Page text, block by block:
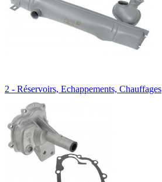
2 - Réservoirs, Echappements, Chauffages